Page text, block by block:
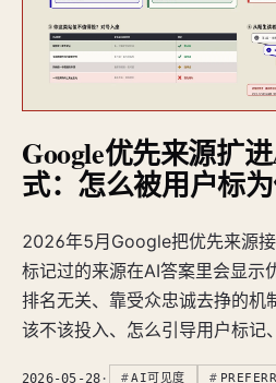
Google优先来源扩
式：怎么被用户标为
2026年5月Google把优先来源
标记过的来源在AI答案里会显示
排名无关、靠受众忠诚去挣的机
该不该投入、怎么引导用户标记
2026-05-28 · AI可见度